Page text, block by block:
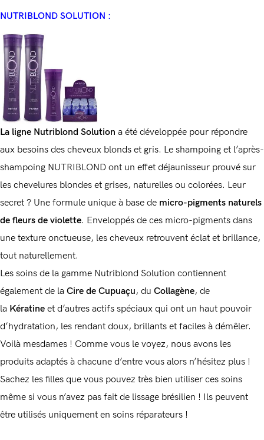
NUTRIBLOND SOLUTION :
La ligne Nutriblond Solution a été développée pour répondre
aux besoins des cheveux blonds et gris. Le shampoing et l’après-
shampoing NUTRIBLOND ont un effet déjaunisseur prouvé sur
les chevelures blondes et grises, naturelles ou colorées. Leur
secret ? Une formule unique à base de micro-pigments naturels
de fleurs de violette. Enveloppés de ces micro-pigments dans
une texture onctueuse, les cheveux retrouvent éclat et brillance,
tout naturellement.
Les soins de la gamme Nutriblond Solution contiennent
également de la Cire de Cupuaçu, du Collagène, de
la Kératine et d’autres actifs spéciaux qui ont un haut pouvoir
d’hydratation, les rendant doux, brillants et faciles à démêler.
Voilà mesdames ! Comme vous le voyez, nous avons les
produits adaptés à chacune d’entre vous alors n’hésitez plus !
Sachez les filles que vous pouvez très bien utiliser ces soins
même si vous n’avez pas fait de lissage brésilien ! Ils peuvent
être utilisés uniquement en soins réparateurs !